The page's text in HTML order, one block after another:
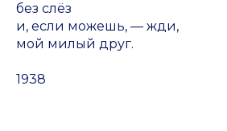
без слёз
и, если можешь, — жди,
мой милый друг.
1938